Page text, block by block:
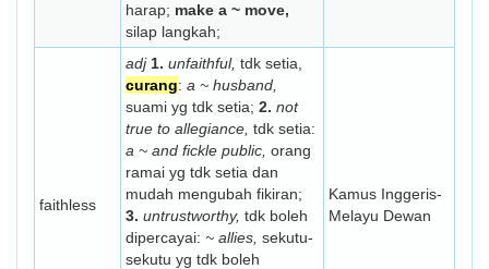
harap; make a ~ move,
silap langkah;
faithless
adj 1. unfaithful, tdk setia,
curang: a ~ husband,
suami yg tdk setia; 2. not
true to allegiance, tdk setia:
a ~ and fickle public, orang
ramai yg tdk setia dan
mudah mengubah fikiran;
3. untrustworthy, tdk boleh
dipercayai: ~ allies, sekutu-
sekutu yg tdk boleh
Kamus Inggeris-
Melayu Dewan